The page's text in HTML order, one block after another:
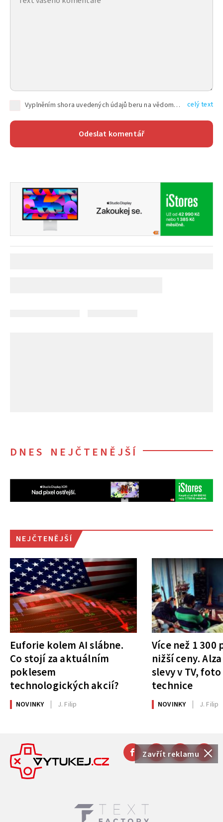
Zavřít reklamu
Vyplněním shora uvedených údajů beru na vědomí, že společnost TEXT FACTORY s.r.o., sídlem Brno, Durďákova 336/29, Černá Pole, PSČ: 613 00, IČ: 06157831, zapsané u Krajského soudu v Brně, oddíl C, vložka 100399, bude zpracovávat mé osobní údaje uvedené v rámci mnou vyplněného registračního formuláře na základě oprávněných zájmů TEXT FACTORY s.r.o. dle čl. 6 odst. 1 písm. f) GDPR a pro splnění právních povinností (čl. 6 odst. 1 písm. c) GDPR), a to pro tyto účely: nezbytnost zajistit oprávnění návštěvníka webových stránek provozovaných společností TEXT FACTORY s.r.o. přispívat aktivně ke zveřejněným článkům nebo v rámci diskusních fór a výkon práv TEXT FACTORY s.r.o. jako administrátora těchto diskusních fór. Více informací o zpracování osobních údajů a právech lze nalézt v celý text
DNES NEJČTENĚJŠÍ
NEJČTENĚJŠÍ
Euforie kolem AI slábne.
Co stojí za aktuálním
poklesem
technologických akcií?
NOVINKY J. Filip
Více než 1
nižší ceny.
slevy v TV,
technice
NOVINKY J. Filip